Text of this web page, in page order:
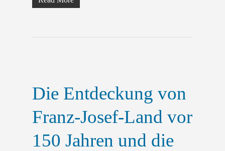
Die Entdeckung von
Franz-Josef-Land vor
150 Jahren und die